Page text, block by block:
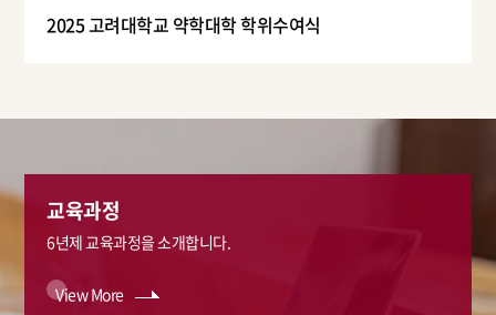
2025 고려대학교 약학대학 학위수여식
교육과정
6년제 교육과정을 소개합니다.
View More